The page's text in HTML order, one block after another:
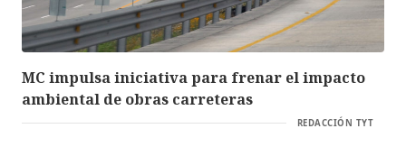
MC impulsa iniciativa para frenar el impacto
ambiental de obras carreteras
REDACCIÓN TYT